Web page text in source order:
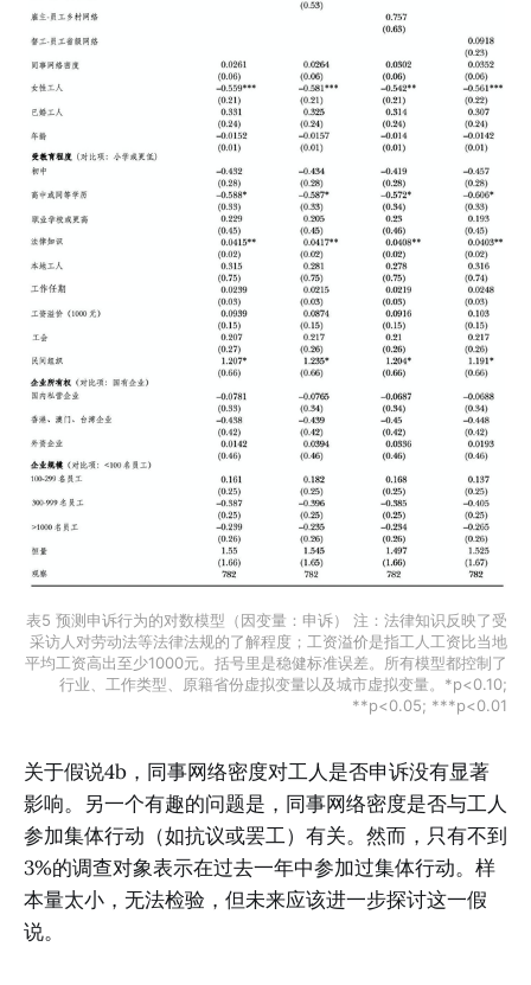
表5 预测申诉行为的对数模型（因变量：申诉） 注：法律知识反映了受
采访人对劳动法等法律法规的了解程度；工资溢价是指工人工资比当地
平均工资高出至少1000元。括号里是稳健标准误差。所有模型都控制了
行业、工作类型、原籍省份虚拟变量以及城市虚拟变量。*p<0.10;
**p<0.05; ***p<0.01
关于假说4b，同事网络密度对工人是否申诉没有显著
影响。另一个有趣的问题是，同事网络密度是否与工人
参加集体行动（如抗议或罢工）有关。然而，只有不到
3%的调查对象表示在过去一年中参加过集体行动。样
本量太小，无法检验，但未来应该进一步探讨这一假
说。